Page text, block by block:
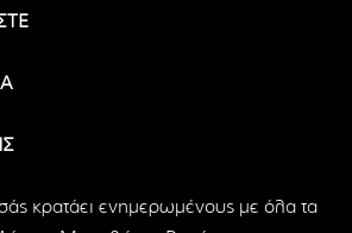
κρατάει ενημερωμένους με όλα τα